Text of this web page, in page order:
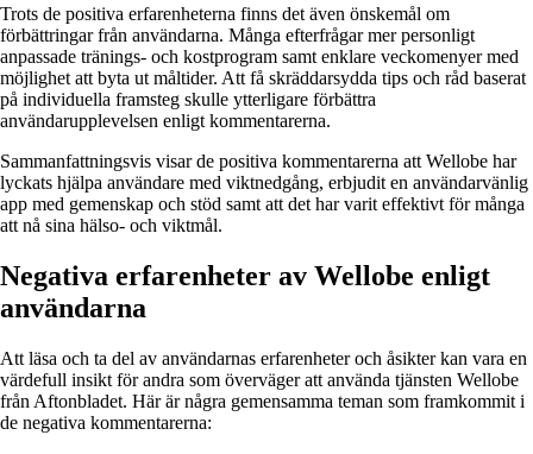
Trots de positiva erfarenheterna finns det även önskemål om
förbättringar från användarna. Många efterfrågar mer personligt
anpassade tränings- och kostprogram samt enklare veckomenyer med
möjlighet att byta ut måltider. Att få skräddarsydda tips och råd baserat
på individuella framsteg skulle ytterligare förbättra
användarupplevelsen enligt kommentarerna.
Sammanfattningsvis visar de positiva kommentarerna att Wellobe har
lyckats hjälpa användare med viktnedgång, erbjudit en användarvänlig
app med gemenskap och stöd samt att det har varit effektivt för många
att nå sina hälso- och viktmål.
Negativa erfarenheter av Wellobe enligt
användarna
Att läsa och ta del av användarnas erfarenheter och åsikter kan vara en
värdefull insikt för andra som överväger att använda tjänsten Wellobe
från Aftonbladet. Här är några gemensamma teman som framkommit i
de negativa kommentarerna: